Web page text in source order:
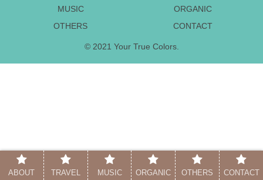
MUSIC
ORGANIC
OTHERS
CONTACT
© 2021 Your True Colors.
ABOUT TRAVEL MUSIC ORGANIC OTHERS CONTACT